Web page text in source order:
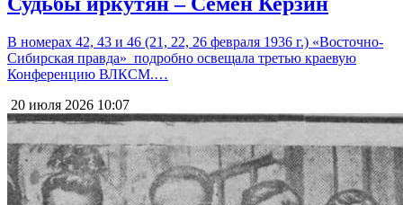
В номерах 42, 43 и 46 (21, 22, 26 февраля 1936 г.) «Восточно-
Сибирская правда» подробно освещала третью краевую
Конференцию ВЛКСМ.…
20 июля 2026 10:07